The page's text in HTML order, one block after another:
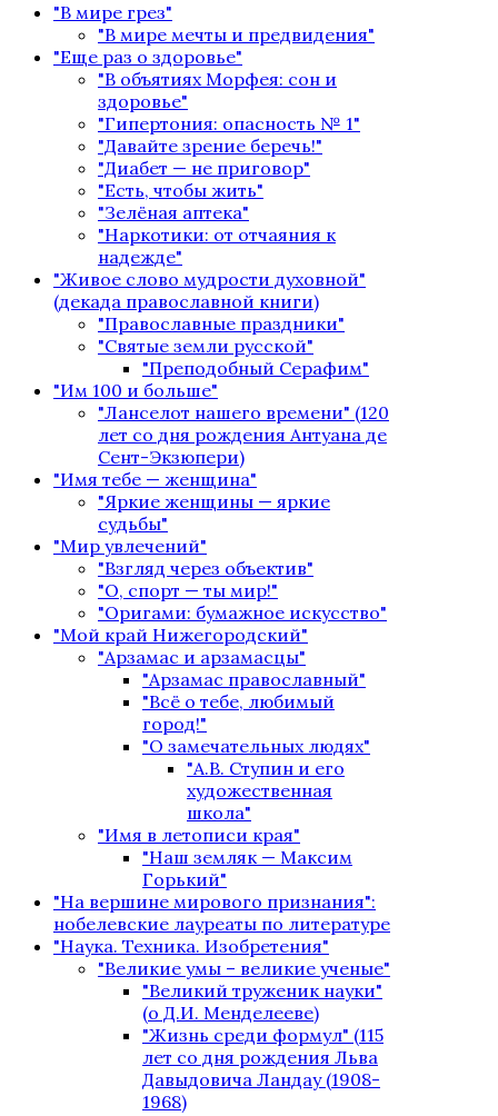
"В мире грез"
"В мире мечты и предвидения"
"Еще раз о здоровье"
"В объятиях Морфея: сон и
здоровье"
"Гипертония: опасность № 1"
"Давайте зрение беречь!"
"Диабет — не приговор"
"Есть, чтобы жить"
"Зелёная аптека"
"Наркотики: от отчаяния к
надежде"
"Живое слово мудрости духовной"
(декада православной книги)
"Православные праздники"
"Святые земли русской"
"Преподобный Серафим"
"Им 100 и больше"
"Ланселот нашего времени" (120
лет со дня рождения Антуана де
Сент-Экзюпери)
"Имя тебе — женщина"
"Яркие женщины — яркие
судьбы"
"Мир увлечений"
"Взгляд через объектив"
"О, спорт — ты мир!"
"Оригами: бумажное искусство"
"Мой край Нижегородский"
"Арзамас и арзамасцы"
"Арзамас православный"
"Всё о тебе, любимый
город!"
"О замечательных людях"
"А.В. Ступин и его
художественная
школа"
"Имя в летописи края"
"Наш земляк — Максим
Горький"
"На вершине мирового признания":
нобелевские лауреаты по литературе
"Наука. Техника. Изобретения"
"Великие умы – великие ученые"
"Великий труженик науки"
(о Д.И. Менделееве)
"Жизнь среди формул" (115
лет со дня рождения Льва
Давыдовича Ландау (1908-
1968)